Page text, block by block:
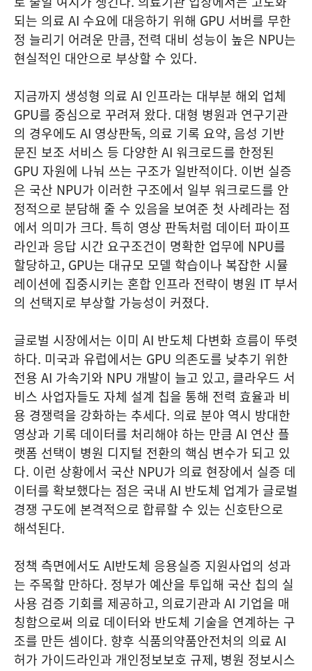
되는 의료 AI 수요에 대응하기 위해 GPU 서버를 무한
정 늘리기 어려운 만큼, 전력 대비 성능이 높은 NPU는
현실적인 대안으로 부상할 수 있다.
지금까지 생성형 의료 AI 인프라는 대부분 해외 업체
GPU를 중심으로 꾸려져 왔다. 대형 병원과 연구기관
의 경우에도 AI 영상판독, 의료 기록 요약, 음성 기반
문진 보조 서비스 등 다양한 AI 워크로드를 한정된
GPU 자원에 나눠 쓰는 구조가 일반적이다. 이번 실증
은 국산 NPU가 이러한 구조에서 일부 워크로드를 안
정적으로 분담해 줄 수 있음을 보여준 첫 사례라는 점
에서 의미가 크다. 특히 영상 판독처럼 데이터 파이프
라인과 응답 시간 요구조건이 명확한 업무에 NPU를
할당하고, GPU는 대규모 모델 학습이나 복잡한 시뮬
레이션에 집중시키는 혼합 인프라 전략이 병원 IT 부서
의 선택지로 부상할 가능성이 커졌다.
글로벌 시장에서는 이미 AI 반도체 다변화 흐름이 뚜렷
하다. 미국과 유럽에서는 GPU 의존도를 낮추기 위한
전용 AI 가속기와 NPU 개발이 늘고 있고, 클라우드 서
비스 사업자들도 자체 설계 칩을 통해 전력 효율과 비
용 경쟁력을 강화하는 추세다. 의료 분야 역시 방대한
영상과 기록 데이터를 처리해야 하는 만큼 AI 연산 플
랫폼 선택이 병원 디지털 전환의 핵심 변수가 되고 있
다. 이런 상황에서 국산 NPU가 의료 현장에서 실증 데
이터를 확보했다는 점은 국내 AI 반도체 업계가 글로벌
경쟁 구도에 본격적으로 합류할 수 있는 신호탄으로
해석된다.
정책 측면에서도 AI반도체 응용실증 지원사업의 성과
는 주목할 만하다. 정부가 예산을 투입해 국산 칩의 실
사용 검증 기회를 제공하고, 의료기관과 AI 기업을 매
칭함으로써 의료 데이터와 반도체 기술을 연계하는 구
조를 만든 셈이다. 향후 식품의약품안전처의 의료 AI
허가 가이드라인과 개인정보보호 규제, 병원 정보시스